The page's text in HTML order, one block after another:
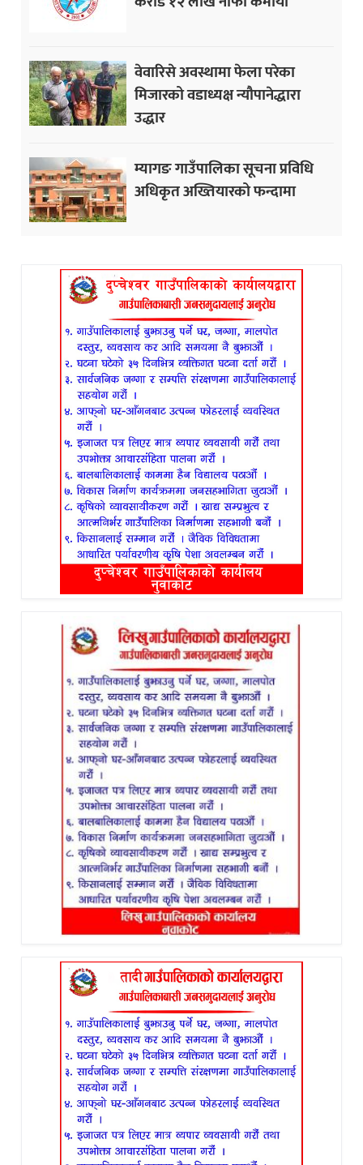
वेवारिसे अवस्थामा फेला परेका
मिजारको वडाध्यक्ष न्यौपानेद्धारा
उद्धार
म्यागङ गाउँपालिका सूचना प्रविधि
अधिकृत अख्तियारको फन्दामा